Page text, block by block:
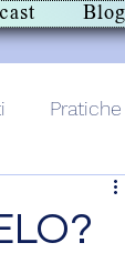
Pratiche